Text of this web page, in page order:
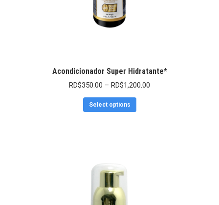
Acondicionador Super Hidratante*
RD$350.00 – RD$1,200.00
Select options